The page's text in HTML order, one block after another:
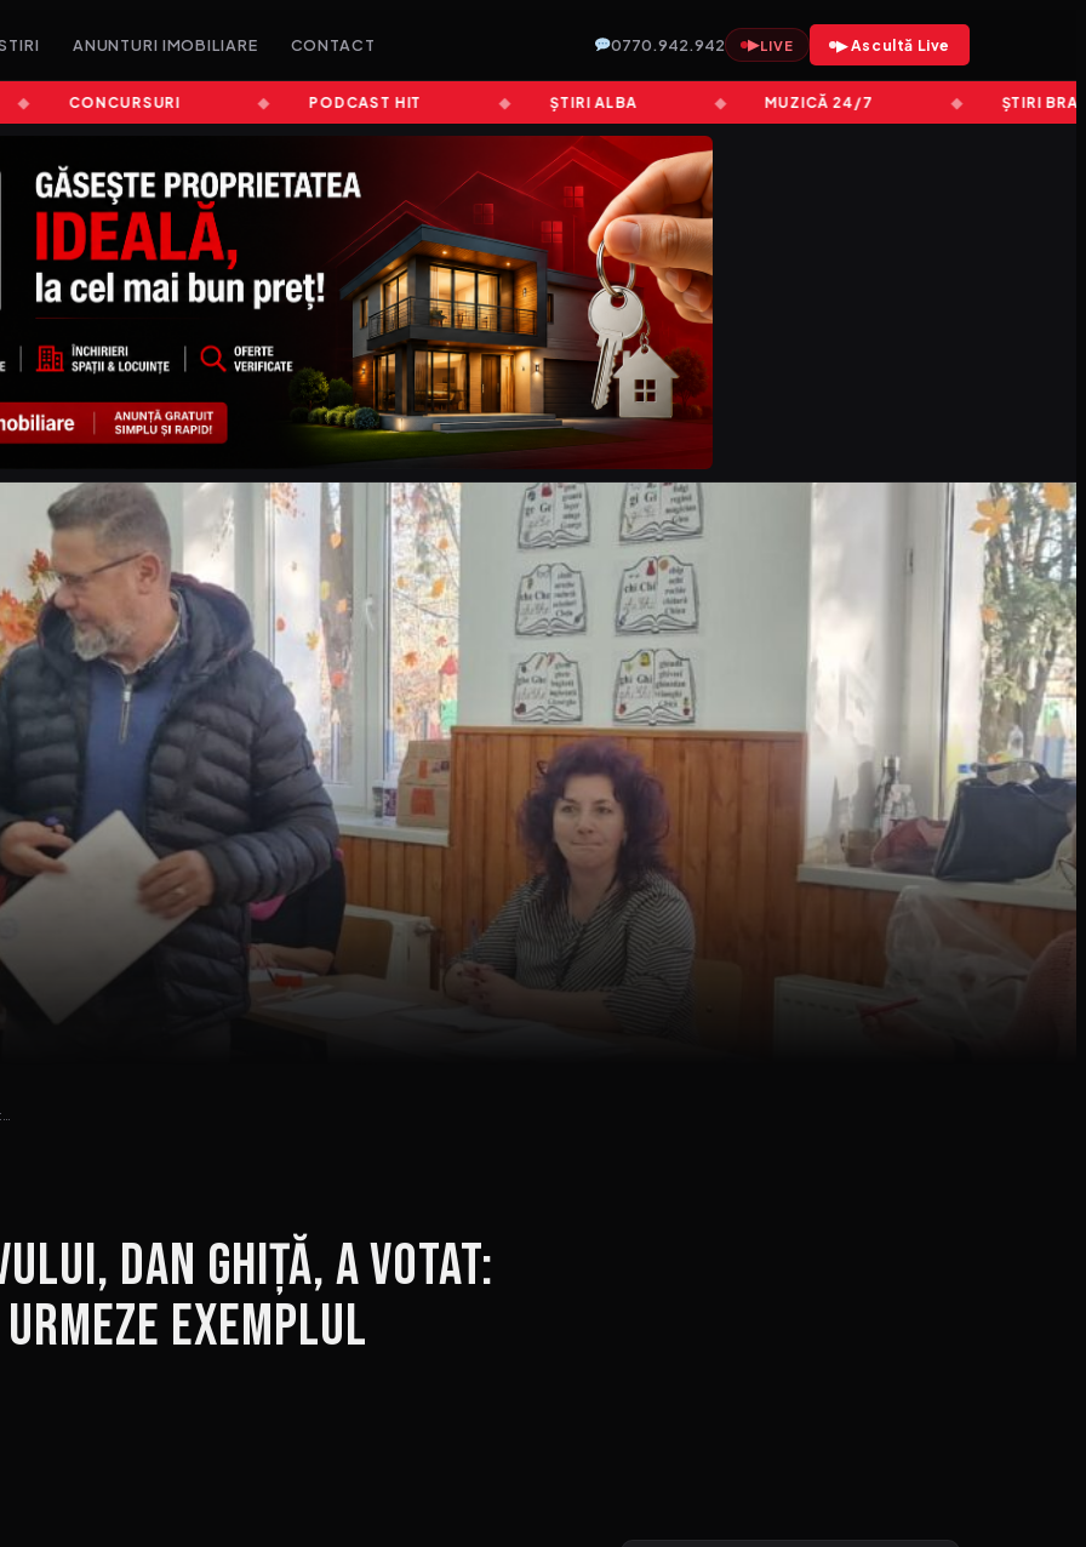
ANUNTURI IMOBILIARE CONTACT 0770.942.942 ▶LIVE ▶ Ascultă Live
CONCURSURI PODCAST HIT ȘTIRI ALBA MUZICĂ 24/7 ȘTIRI BRAȘOV
Dan Ghiță, a votat:
urmeze exemplul